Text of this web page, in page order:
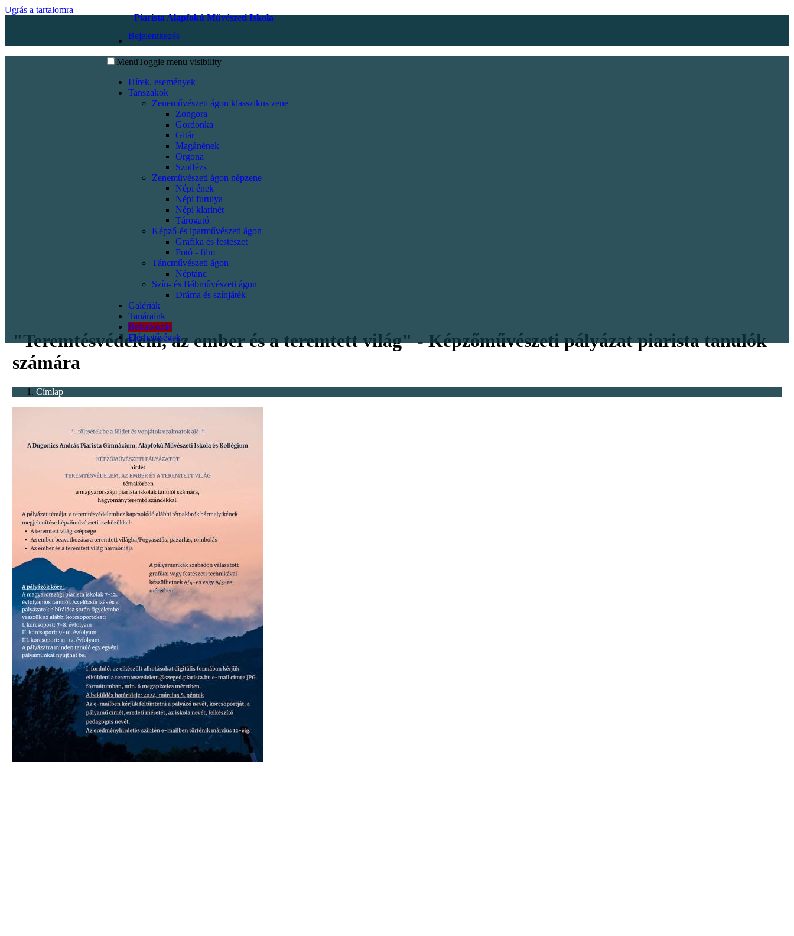
Ugrás a tartalomra
Piarista Alapfokú Művészeti Iskola
Bejelentkezés
MenüToggle menu visibility
Hírek, események
Tanszakok
Zeneművészeti ágon klasszikus zene
Zongora
Gordonka
Gitár
Magánének
Orgona
Szolfézs
Zeneművészeti ágon népzene
Népi ének
Népi furulya
Népi klarinét
Tárogató
Képző-és iparművészeti ágon
Grafika és festészet
Fotó - film
Táncművészeti ágon
Néptánc
Szín- és Bábművészeti ágon
Dráma és színjáték
Galériák
Tanáraink
Beiratkozás
Elérhetőségek
"Teremtésvédelem, az ember és a teremtett világ" - Képzőművészeti pályázat piarista tanulók
számára
Címlap